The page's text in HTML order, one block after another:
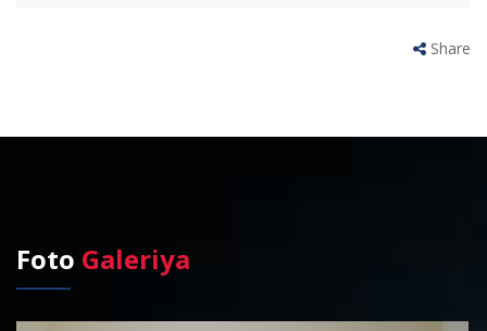
Share
Foto Galeriya